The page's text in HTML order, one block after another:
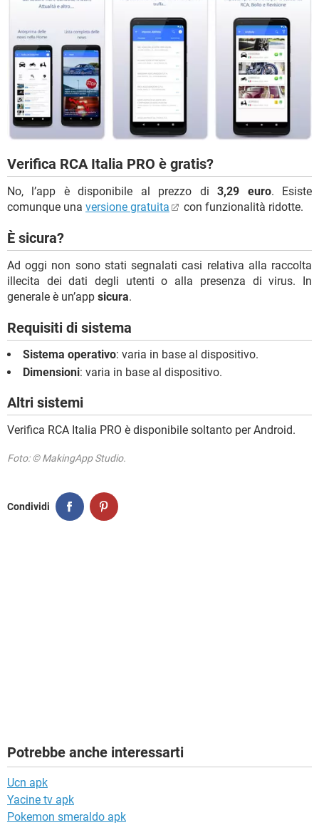
Verifica RCA Italia PRO è gratis?
No, l’app è disponibile al prezzo di3,29 euro. Esiste
comunque una versione gratuita con funzionalità ridotte.
È sicura?
Ad oggi non sono stati segnalati casi relativa alla raccolta
illecita dei dati degli utenti o alla presenza di virus. In
generale è un’app sicura.
Requisiti di sistema
Sistema operativo: varia in base al dispositivo.
Dimensioni: varia in base al dispositivo.
Altri sistemi
Verifica RCA Italia PRO è disponibile soltanto per Android.
Foto: © MakingApp Studio.
Condividi
Potrebbe anche interessarti
Ucn apk
Yacine tv apk
Pokemon smeraldo apk